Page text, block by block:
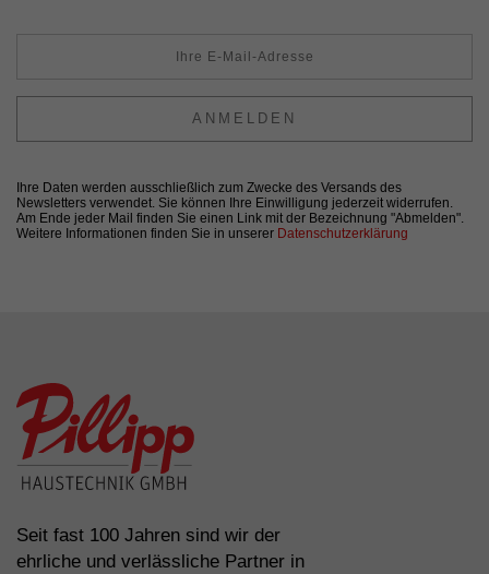
ANMELDEN
Ihre Daten werden ausschließlich zum Zwecke des Versands des
Newsletters verwendet. Sie können Ihre Einwilligung jederzeit widerrufen.
Am Ende jeder Mail finden Sie einen Link mit der Bezeichnung "Abmelden".
Weitere Informationen finden Sie in unserer Datenschutzerklärung
Seit fast 100 Jahren sind wir der
ehrliche und verlässliche Partner in